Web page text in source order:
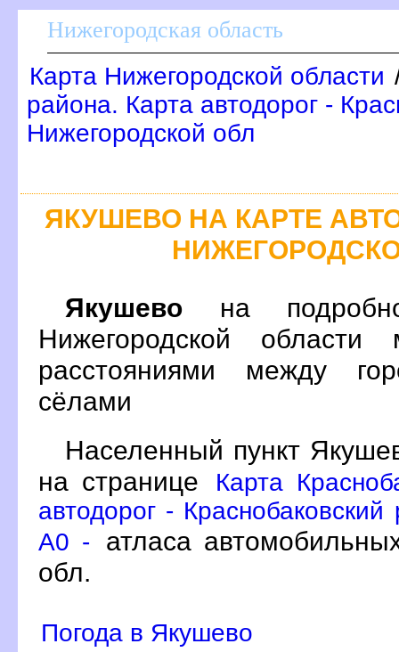
Нижегородская область
Карта Нижегородской области
района. Карта автодорог -
Нижегородской обл
ЯКУШЕВО НА КАРТЕ
Якушево на
Нижегородской
расстояниями между
сёлами
Населенный пункт
на странице
Карта
автодорог -
A0 -
атласа
обл.
Погода в Якушево